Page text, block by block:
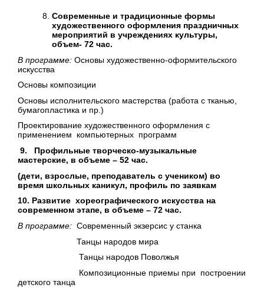
Современные и традиционные формы
художественного оформления праздничных
мероприятий в учреждениях культуры,
объем- 72 час.
В программе: Основы художественно-оформительского
искусства
Основы композиции
Основы исполнительского мастерства (работа с тканью,
бумагопластика и пр.)
Проектирование художественного оформления с
применением компьютерных программ
9. Профильные творческо-музыкальные
мастерские, в объеме – 52 час.
(дети, взрослые, преподаватель с учеником) во
время школьных каникул, профиль по заявкам
10. Развитие хореографического искусства на
современном этапе, в объеме – 72 час.
В программе: Современный экзерсис у станка
Танцы народов мира
Танцы народов Поволжья
Композиционные приемы при построении
детского танца